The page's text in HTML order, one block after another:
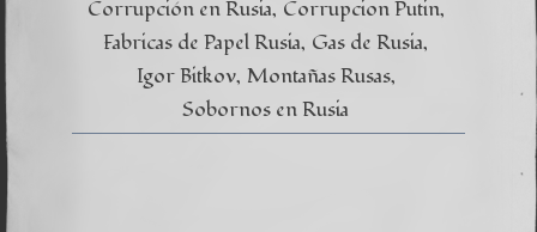
Corrupción en Rusia Corrupcion Putin
Fabricas de Papel Rusia Gas de Rusia
Igor Bitkov Montañas Rusas
Sobornos en Rusia